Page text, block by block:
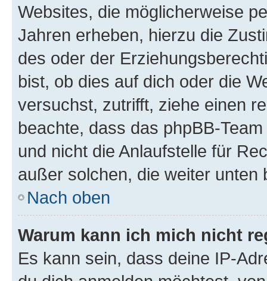
Websites, die möglicherweise
Jahren erheben, hierzu die
des oder der
bist, ob dies auf dich oder die
versuchst, zutrifft, ziehe einen
beachte, dass das phpBB-
und nicht die Anlaufstelle für
außer solchen, die weiter unten
Nach oben
Warum kann ich mich nicht
Es kann sein, dass deine IP-